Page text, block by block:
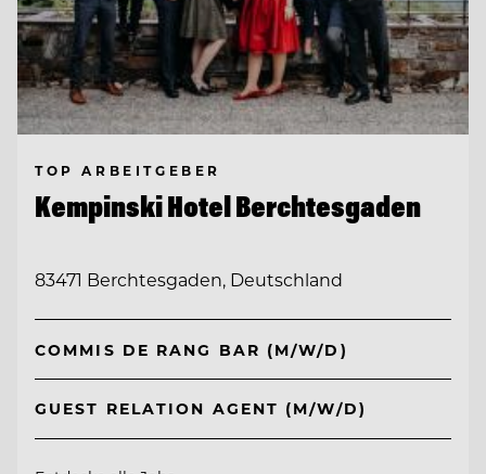
TOP ARBEITGEBER
Kempinski Hotel Berchtesgaden
83471 Berchtesgaden, Deutschland
COMMIS DE RANG BAR (M/W/D)
GUEST RELATION AGENT (M/W/D)